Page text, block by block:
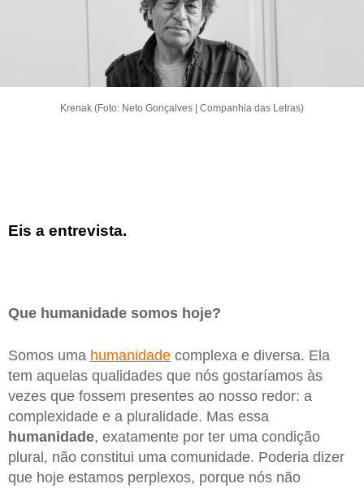
Krenak (Foto: Neto Gonçalves | Companhia das Letras)
Eis a entrevista.
Que humanidade somos hoje?
Somos uma humanidade complexa e diversa. Ela
tem aquelas qualidades que nós gostaríamos às
vezes que fossem presentes ao nosso redor: a
complexidade e a pluralidade. Mas essa
humanidade, exatamente por ter uma condição
plural, não constitui uma comunidade. Poderia dizer
que hoje estamos perplexos, porque nós não